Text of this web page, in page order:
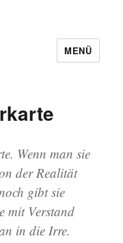
MENÜ
Wenn man sie
der Realität
gibt sie
mit Verstand
in die Irre.